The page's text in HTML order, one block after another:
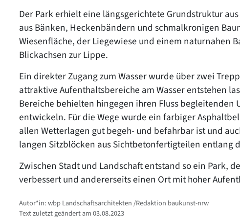
Der Park erhielt eine längsgerichtete Grundstruktur
aus Bänken, Heckenbändern und schmalkronigen
Wiesenfläche, der Liegewiese und einem naturnahen
Blickachsen zur Lippe.
Ein direkter Zugang zum Wasser wurde über zwei
attraktive Aufenthaltsbereiche am Wasser entstehen
Bereiche behielten hingegen ihren Fluss begleitenden
entwickeln. Für die Wege wurde ein farbiger
allen Wetterlagen gut begeh- und befahrbar ist und
langen Sitzblöcken aus Sichtbetonfertigteilen entlang
Zwischen Stadt und Landschaft entstand so ein Park,
verbessert und andererseits einen Ort mit hoher
Autor*in: wbp Landschaftsarchitekten /Redaktion baukunst-nrw
Text zuletzt geändert am 03.08.2023